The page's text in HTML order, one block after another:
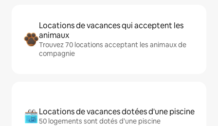
Locations de vacances qui acceptent les
animaux
Trouvez 70 locations acceptant les animaux de
compagnie
Locations de vacances dotées d'une piscine
50 logements sont dotés d'une piscine